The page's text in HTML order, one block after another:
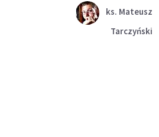
ks. Mateusz
Tarczyński